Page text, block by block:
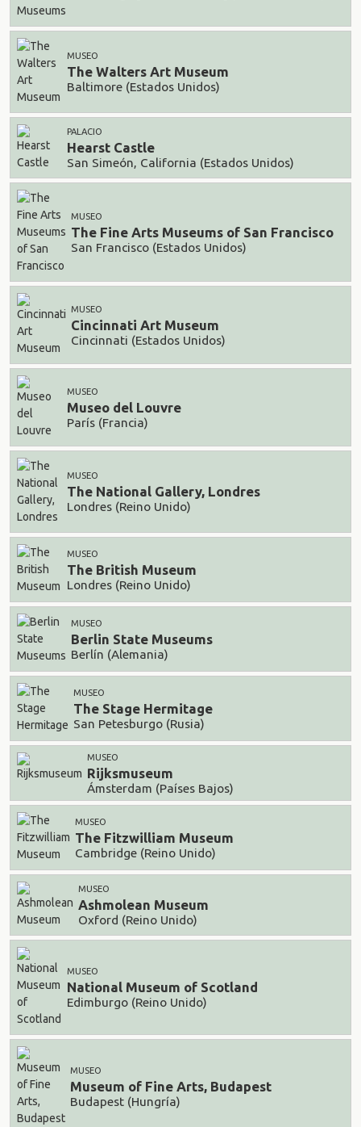
MUSEO
The Walters Art Museum
Baltimore (Estados Unidos)
PALACIO
Hearst Castle
San Simeón, California (Estados Unidos)
MUSEO
The Fine Arts Museums of San Francisco
San Francisco (Estados Unidos)
MUSEO
Cincinnati Art Museum
Cincinnati (Estados Unidos)
MUSEO
Museo del Louvre
París (Francia)
MUSEO
The National Gallery, Londres
Londres (Reino Unido)
MUSEO
The British Museum
Londres (Reino Unido)
MUSEO
Berlin State Museums
Berlín (Alemania)
MUSEO
The Stage Hermitage
San Petesburgo (Rusia)
MUSEO
Rijksmuseum
Ámsterdam (Países Bajos)
MUSEO
The Fitzwilliam Museum
Cambridge (Reino Unido)
MUSEO
Ashmolean Museum
Oxford (Reino Unido)
MUSEO
National Museum of Scotland
Edimburgo (Reino Unido)
MUSEO
Museum of Fine Arts, Budapest
Budapest (Hungría)